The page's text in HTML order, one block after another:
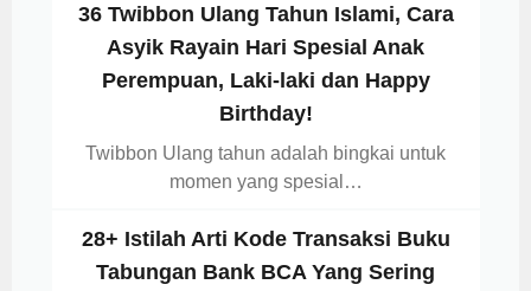
36 Twibbon Ulang Tahun Islami, Cara
Asyik Rayain Hari Spesial Anak
Perempuan, Laki-laki dan Happy
Birthday!
Twibbon Ulang tahun adalah bingkai untuk
momen yang spesial…
28+ Istilah Arti Kode Transaksi Buku
Tabungan Bank BCA Yang Sering